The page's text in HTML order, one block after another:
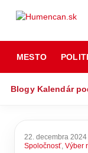
MESTO
Blogy Kalendár
22. decembra 2024
Spoločnosť, Výber